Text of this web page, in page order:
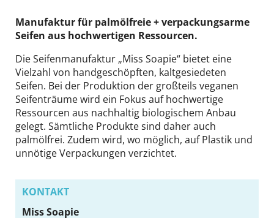
Manufaktur für palmölfreie + verpackungsarme
Seifen aus hochwertigen Ressourcen.
Die Seifenmanufaktur „Miss Soapie“ bietet eine
Vielzahl von handgeschöpften, kaltgesiedeten
Seifen. Bei der Produktion der großteils veganen
Seifenträume wird ein Fokus auf hochwertige
Ressourcen aus nachhaltig biologischem Anbau
gelegt. Sämtliche Produkte sind daher auch
palmölfrei. Zudem wird, wo möglich, auf Plastik und
unnötige Verpackungen verzichtet.
KONTAKT
Miss Soapie